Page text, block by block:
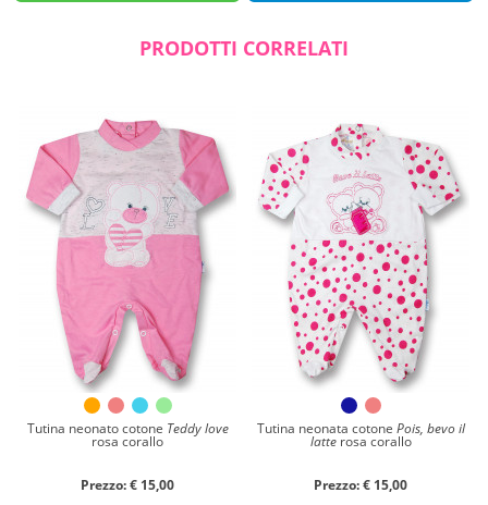
PRODOTTI CORRELATI
Tutina neonato cotone Teddy love
rosa corallo
Prezzo: € 15,00
Tutina neonata cotone Pois, bevo il
latterosa corallo
Prezzo: € 15,00